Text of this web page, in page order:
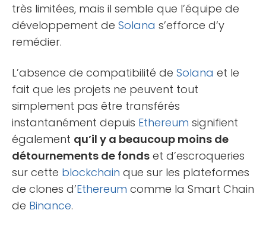
très limitées, mais il semble que l’équipe de
développement de Solana s’efforce d’y
remédier.
L’absence de compatibilité de Solana et le
fait que les projets ne peuvent tout
simplement pas être transférés
instantanément depuis Ethereum signifient
également qu’il y a beaucoup moins de
détournements de fonds et d’escroqueries
sur cette blockchain que sur les plateformes
de clones d’Ethereum comme la Smart Chain
de Binance.